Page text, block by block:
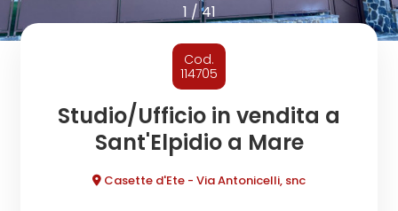
1 /41
Cod.
114705
Studio/Ufficio in vendita a
Sant'Elpidio a Mare
Casette d'Ete - Via Antonicelli, snc
CONTATTI
Comune